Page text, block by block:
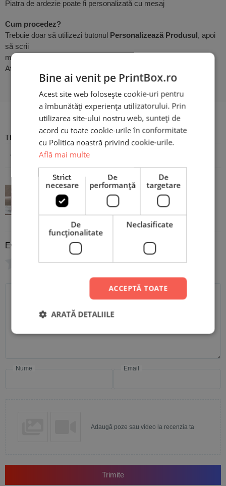
Piatra de ardezie poate fi personalizată cu mesaj
Cum procedez?
Trebuie doar să utilizezi butonul Personalizează Produsul, apoi
să scrii
mesajul dorit în locul celui din exemplu.
Atât de simplu!
Recenzii
There are no reviews yet
Adaugă o recenzie
Piatră Ardezie Personalizată cu
mesaj - Cerere Nași de Botez
Evaluare
0/5
Nume Email
Adaugă poze sau video la recenzia ta
Trimite
Bine ai venit pe PrintBox.ro
Acest site web folosește cookie-uri pentru
a îmbunătăți experiența utilizatorului. Prin
utilizarea site-ului nostru web, sunteți de
acord cu toate cookie-urile în conformitate
cu Politica noastră privind cookie-urile.
Află mai multe
Strict
necesare
De
performanță
De
targetare
De
funcţionalitate
Neclasificate
ACCEPTĂ TOATE
ARATĂ DETALIILE